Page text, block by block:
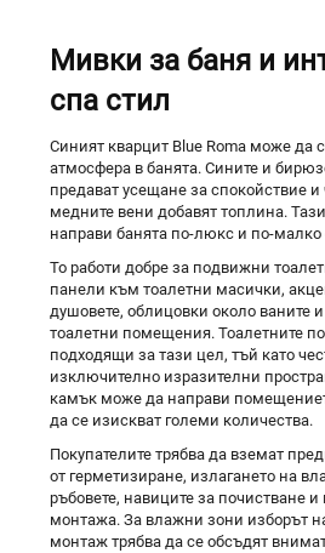
Мивки за баня и
спа стил
Синият кварцит Blue Roma може да
атмосфера в банята. Сините и
предават усещане за спокойствие и
медните вени добавят топлина.
направи банята по-люкс и по-малко
То работи добре за подвижни
панели към тоалетни масички,
душовете, облицовки около ваните
тоалетни помещения. Тоалетните
подходящи за тази цел, тъй като
изключително изразителни
камък може да направи
да се изискват големи количества.
Покупателите трябва да вземат
от герметизиране, излагането на
ръбовете, навиците за почистване
монтажа. За влажни зони изборът
монтаж трябва да се обсъдят